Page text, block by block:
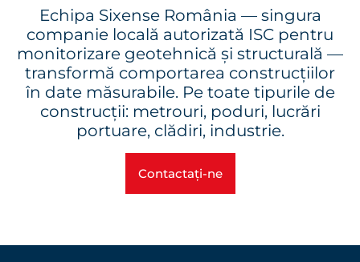
Echipa Sixense România — singura
companie locală autorizată ISC pentru
monitorizare geotehnică și structurală —
transformă comportarea construcțiilor
în date măsurabile. Pe toate tipurile de
construcții: metrouri, poduri, lucrări
portuare, clădiri, industrie.
Contactați-ne